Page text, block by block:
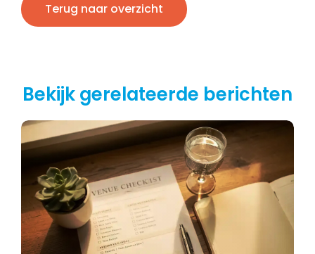
Terug naar overzicht
Bekijk gerelateerde berichten